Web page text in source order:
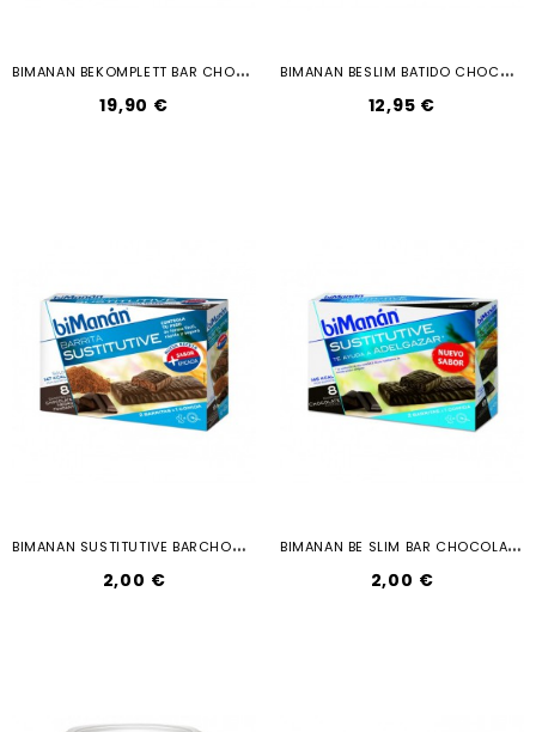
B
IMANAN BEKOMPLETT BAR CHOCOLATE...
19,90 €
B
IMANAN BESLIM BATIDO CHOCOLATE 6 SOBRES
12,95 €
B
IMANAN SUSTITUTIVE BARCHOC NEG FOND...
2,00 €
B
IMANAN BE SLIM BAR CHOCOLATE INTENSO...
2,00 €